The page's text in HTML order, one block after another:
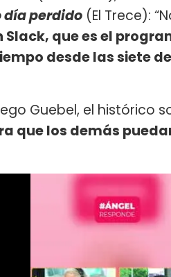
día perdido (El Trece):
Slack, que es el
desde las siete
Guebel, el histórico
que los demás